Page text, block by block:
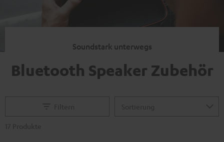
Soundstark unterwegs
Bluetooth Speaker Zubehör